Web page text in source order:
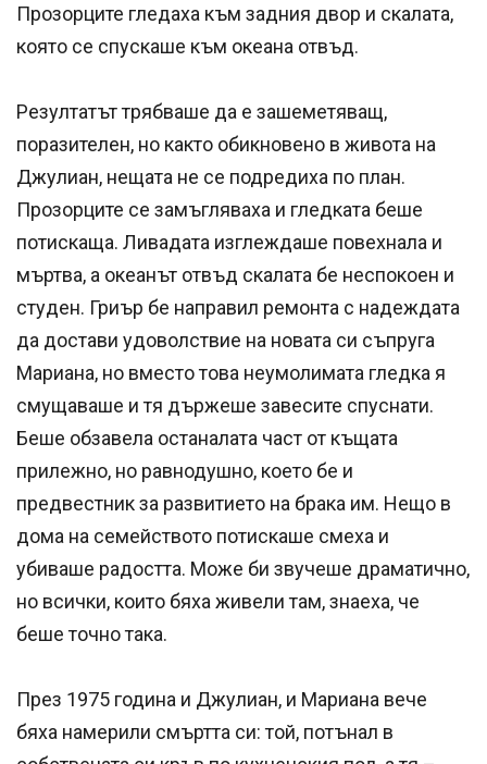
Прозорците гледаха към задния двор и скалата,
която се спускаше към океана отвъд.
Резултатът трябваше да е зашеметяващ,
поразителен, но както обикновено в живота на
Джулиан, нещата не се подредиха по план.
Прозорците се замъгляваха и гледката беше
потискаща. Ливадата изглеждаше повехнала и
мъртва, а океанът отвъд скалата бе неспокоен и
студен. Гриър бе направил ремонта с надеждата
да достави удоволствие на новата си съпруга
Мариана, но вместо това неумолимата гледка я
смущаваше и тя държеше завесите спуснати.
Беше обзавела останалата част от къщата
прилежно, но равнодушно, което бе и
предвестник за развитието на брака им. Нещо в
дома на семейството потискаше смеха и
убиваше радостта. Може би звучеше драматично,
но всички, които бяха живели там, знаеха, че
беше точно така.
През 1975 година и Джулиан, и Мариана вече
бяха намерили смъртта си: той, потънал в